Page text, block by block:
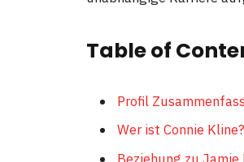
Table of
Profil
Wer ist Connie Kline?